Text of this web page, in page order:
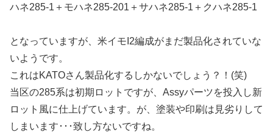
ハネ285-1＋モハネ285-201＋サハネ285-1＋クハネ285-1
となっていますが、米イモI2編成がまだ製品化されていな
いようです。
これはKATOさん製品化するしかないでしょう？！(笑)
当区の285系は初期ロットですが、Assyパーツを投入し新
ロット風に仕上げています。が、塗装や印刷は見劣りして
しまいます･･･致し方ないですね。